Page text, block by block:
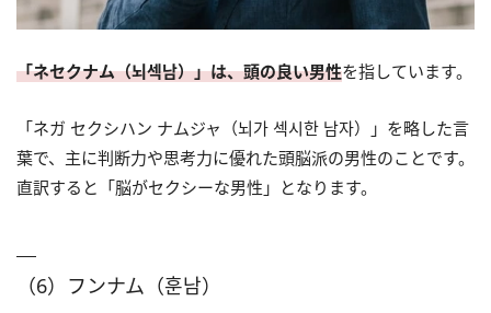
「ネセクナム（뇌섹남）」は、頭の良い男性を指しています。
「ネガ セクシハン ナムジャ（뇌가 섹시한 남자）」を略した言
葉で、主に判断力や思考力に優れた頭脳派の男性のことです。
直訳すると「脳がセクシーな男性」となります。
（6）フンナム（훈남）